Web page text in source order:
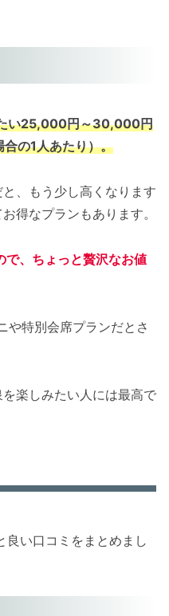
い25,000円～30,000円
の1人あたり）。
、もう少し高くなります
得なプランもあります。
で、ちょっと贅沢なお値
や特別会席プランだとさ
楽しみたい人には最高で
良い口コミをまとめまし